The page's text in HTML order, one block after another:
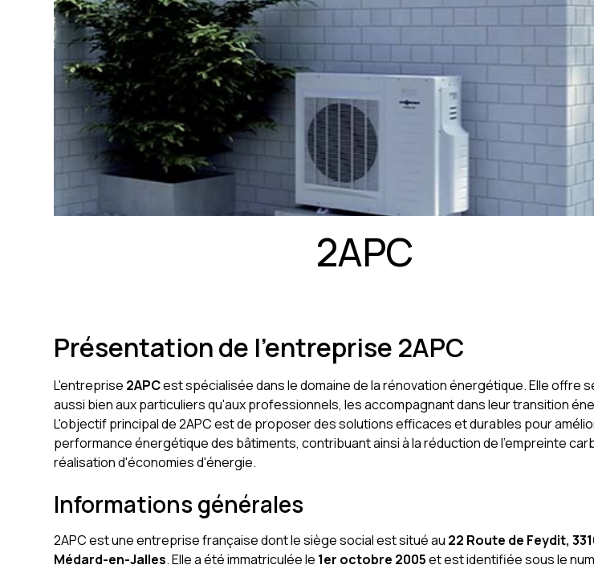
2APC
Présentation de l'entreprise 2APC
L'entreprise 2APCest spécialisée dans le domaine de la rénovation énergétique. Elle offre
aussi bien aux particuliers qu'aux professionnels, les accompagnant dans leur transition
L'objectif principal de 2APC est de proposer des solutions efficaces et durables pour
performance énergétique des bâtiments, contribuant ainsi à la réduction de l'empreinte
réalisation d'économies d'énergie.
Informations générales
2APC est une entreprise française dont le siège social est situé au 22 Route de Feydit,
Médard-en-Jalles. Elle a été immatriculée le 1er octobre 2005et est identifiée sous le